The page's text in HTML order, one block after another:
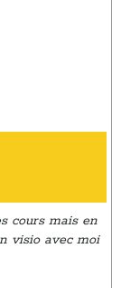
cours mais en
visio avec moi